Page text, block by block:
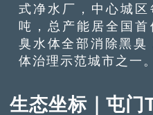
式净水厂，中心城
吨，总产能居全国
臭水体全部消除黑臭
体治理示范城市之一。
生态坐标｜屯门